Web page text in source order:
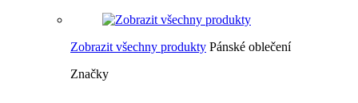
Zobrazit všechny produkty Pánské oblečení
Značky